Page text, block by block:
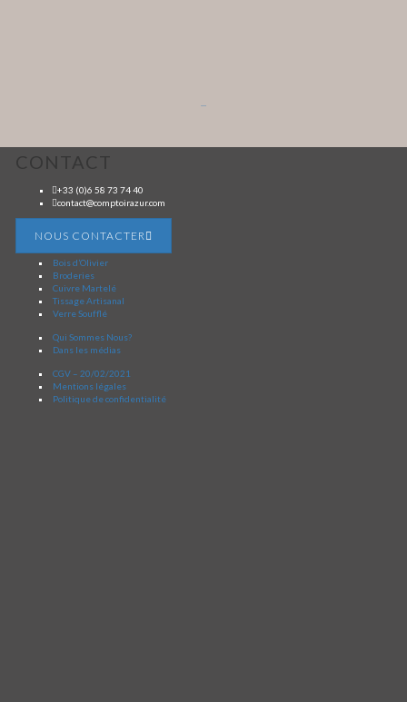
CONTACT
+33 (0)6 58 73 74 40
contact@comptoirazur.com
NOUS CONTACTER
Bois d’Olivier
Broderies
Cuivre Martelé
Tissage Artisanal
Verre Soufflé
Qui Sommes Nous?
Dans les médias
CGV – 20/02/2021
Mentions légales
Politique de confidentialité